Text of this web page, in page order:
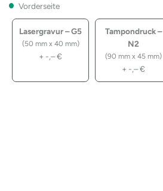
Vorderseite
Lasergravur – G5
(50 mm x 40 mm)
+ -,–€
Tampondruck –
N2
(90 mm x 45 mm)
+ -,–€